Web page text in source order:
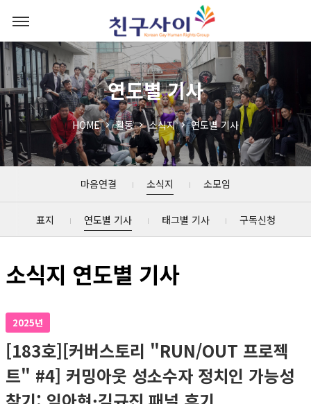
연도별 기사
HOME 활동 소식지 연도별 기사
마음연결 소식지 소모임
표지 연도별 기사 태그별 기사 구독신청
소식지 연도별 기사
2025년
[183호][커버스토리 "RUN/OUT 프로젝
트" #4] 커밍아웃 성소수자 정치인 가능성